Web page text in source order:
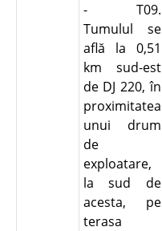
- T09.
Tumulul se
află la 0,51
km sud-est
de DJ 220, în
proximitatea
unui drum
de
exploatare,
la sud de
acesta, pe
terasa